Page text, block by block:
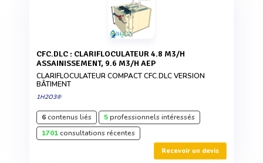
CFC.DLC : CLARIFLOCULATEUR 4.8 M3/H
ASSAINISSEMENT, 9.6 M3/H AEP
CLARIFLOCULATEUR COMPACT CFC.DLC VERSION
BÂTIMENT
1H2O3®
6contenus liés 5professionnels intéressés
1701consultations récentes
Recevoir un devis